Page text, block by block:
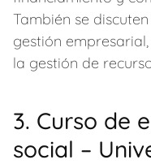
También se
gestión
la gestión de
3. Curso de
social –